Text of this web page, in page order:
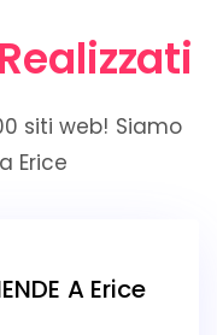
siti web! Siamo
Erice
A Erice